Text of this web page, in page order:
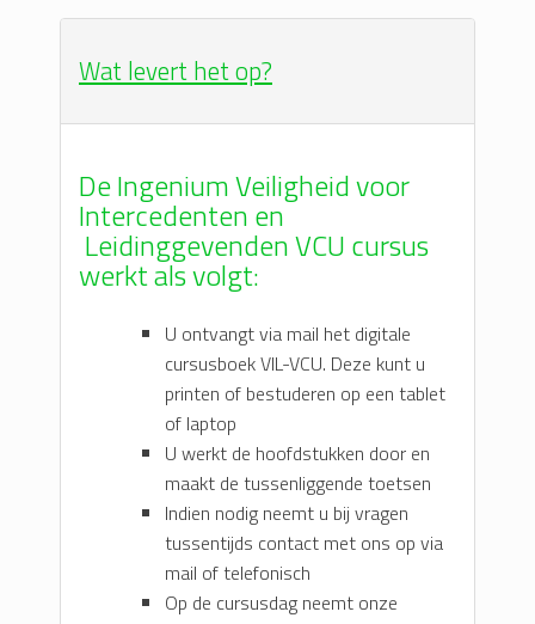
Wat levert het op?
De Ingenium Veiligheid voor
Intercedenten en
Leidinggevenden VCU cursus
werkt als volgt:
U ontvangt via mail het digitale
cursusboek VIL-VCU. Deze kunt u
printen of bestuderen op een tablet
of laptop
U werkt de hoofdstukken door en
maakt de tussenliggende toetsen
Indien nodig neemt u bij vragen
tussentijds contact met ons op via
mail of telefonisch
Op de cursusdag neemt onze